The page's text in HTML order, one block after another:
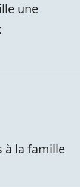
une
à la famille